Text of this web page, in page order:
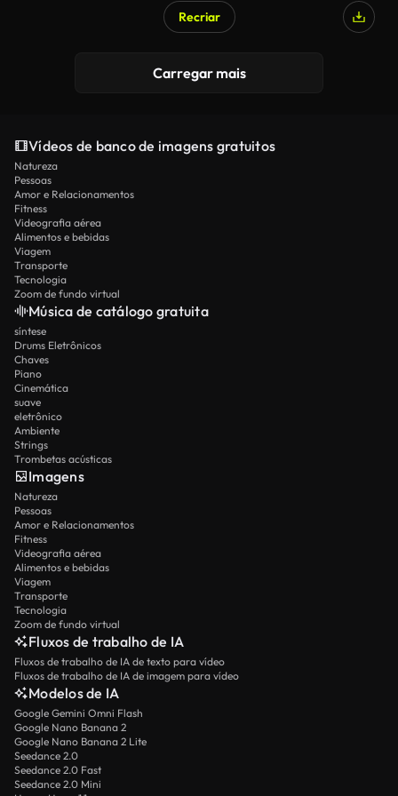
Recriar
Carregar mais
Vídeos de banco de imagens gratuitos
Natureza
Pessoas
Amor e Relacionamentos
Fitness
Videografia aérea
Alimentos e bebidas
Viagem
Transporte
Tecnologia
Zoom de fundo virtual
Música de catálogo gratuita
síntese
Drums Eletrônicos
Chaves
Piano
Cinemática
suave
eletrônico
Ambiente
Strings
Trombetas acústicas
Imagens
Natureza
Pessoas
Amor e Relacionamentos
Fitness
Videografia aérea
Alimentos e bebidas
Viagem
Transporte
Tecnologia
Zoom de fundo virtual
Fluxos de trabalho de IA
Fluxos de trabalho de IA de texto para vídeo
Fluxos de trabalho de IA de imagem para vídeo
Modelos de IA
Google Gemini Omni Flash
Google Nano Banana 2
Google Nano Banana 2 Lite
Seedance 2.0
Seedance 2.0 Fast
Seedance 2.0 Mini